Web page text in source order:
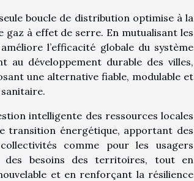
boucle de distribution optimise à la
à effet de serre. En mutualisant les
l’efficacité globale du système
au développement durable des villes,
une alternative fiable, modulable et
intelligente des ressources locales
transition énergétique, apportant des
comme pour les usagers
des besoins des territoires, tout en
et en renforçant la résilience